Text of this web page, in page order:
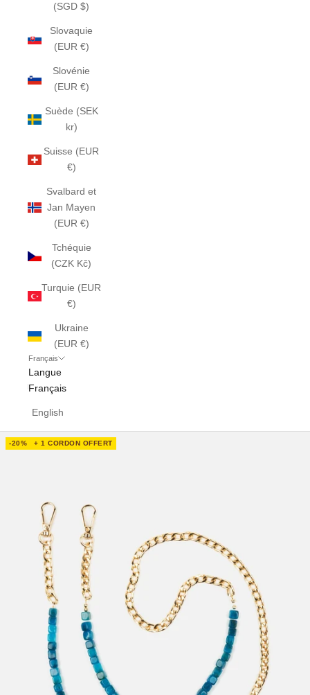
(SGD $)
Slovaquie
(EUR €)
Slovénie
(EUR €)
Suède (SEK
kr)
Suisse (EUR
€)
Svalbard et
Jan Mayen
(EUR €)
Tchéquie
(CZK Kč)
Turquie (EUR
€)
Ukraine
(EUR €)
Français
Langue
Français
English
-20% + 1 CORDON OFFERT